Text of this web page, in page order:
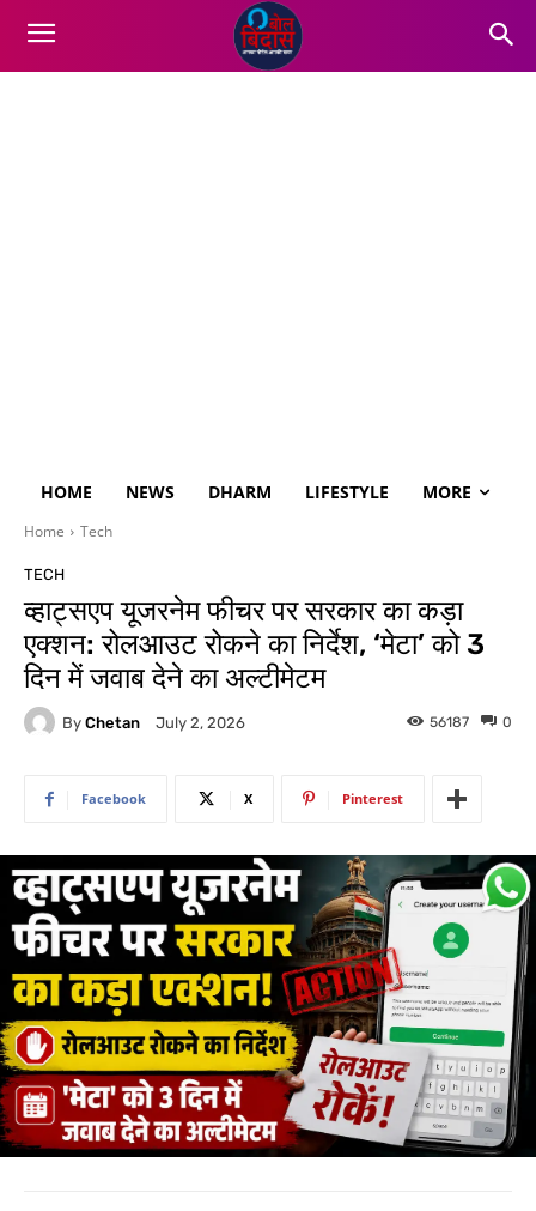
HOME NEWS DHARM LIFESTYLE MORE
Home Tech
TECH
व्हाट्सएप यूजरनेम फीचर पर सरकार का कड़ा
एक्शन: रोलआउट रोकने का निर्देश, ‘मेटा’ को 3
दिन में जवाब देने का अल्टीमेटम
By Chetan July 2, 2026 0
56187
Facebook X Pinterest